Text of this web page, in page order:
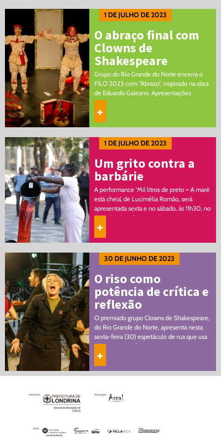
1 DE JULHO DE 2023
O abraço final com
Clowns de
Shakespeare
Grupo do Rio Grande do Norte encerra o
FILO 2023 com “Abrazo”, inspirado na obra
de Eduardo Galeano. Apresentações
acontecem sábado e domingo, no Teatro
Ouro Verde O espetáculo “Abrazo”,…
+
1 DE JULHO DE 2023
Um grito contra a
barbárie
A performance ‘Mil litros de preto – A maré
está cheia’, de Lucimélia Romão, será
apresentada sexta e no sábado, às 11h30, no
Calçadão (em frente ao Teatro Ouro Verde),
…+
30 DE JUNHO DE 2023
O riso como
potência de crítica e
reflexão
O premiado grupo Clowns de Shakespeare,
do Rio Grande do Norte, apresenta nesta
sexta-feira (30) espetáculo de rua que usa
o humor como ferramenta para tocar em
temas importantes Nesta…
+